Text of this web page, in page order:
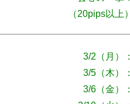
（20pips以上）
3/2（月）：
3/5（木）：
3/6（金）：